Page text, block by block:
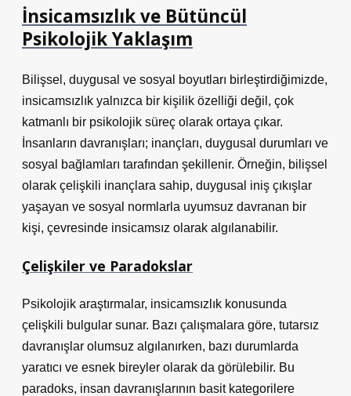
İnsicamsızlık ve Bütüncül
Psikolojik Yaklaşım
Bilişsel, duygusal ve sosyal boyutları birleştirdiğimizde,
insicamsızlık yalnızca bir kişilik özelliği değil, çok
katmanlı bir psikolojik süreç olarak ortaya çıkar.
İnsanların davranışları; inançları, duygusal durumları ve
sosyal bağlamları tarafından şekillenir. Örneğin, bilişsel
olarak çelişkili inançlara sahip, duygusal iniş çıkışlar
yaşayan ve sosyal normlarla uyumsuz davranan bir
kişi, çevresinde insicamsız olarak algılanabilir.
Çelişkiler ve Paradokslar
Psikolojik araştırmalar, insicamsızlık konusunda
çelişkili bulgular sunar. Bazı çalışmalara göre, tutarsız
davranışlar olumsuz algılanırken, bazı durumlarda
yaratıcı ve esnek bireyler olarak da görülebilir. Bu
paradoks, insan davranışlarının basit kategorilere